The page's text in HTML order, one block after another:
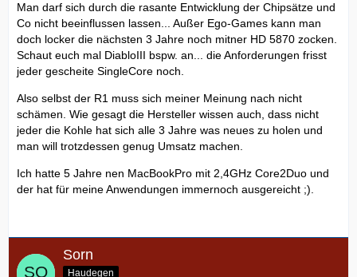
Man darf sich durch die rasante Entwicklung der Chipsätze und
Co nicht beeinflussen lassen... Außer Ego-Games kann man
doch locker die nächsten 3 Jahre noch mitner HD 5870 zocken.
Schaut euch mal DiabloIII bspw. an... die Anforderungen frisst
jeder gescheite SingleCore noch.
Also selbst der R1 muss sich meiner Meinung nach nicht
schämen. Wie gesagt die Hersteller wissen auch, dass nicht
jeder die Kohle hat sich alle 3 Jahre was neues zu holen und
man will trotzdessen genug Umsatz machen.
Ich hatte 5 Jahre nen MacBookPro mit 2,4GHz Core2Duo und
der hat für meine Anwendungen immernoch ausgereicht ;).
Sorn
Haudegen